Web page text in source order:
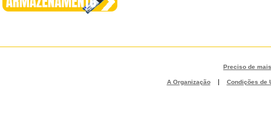
Preciso de
A Organização | Condições de